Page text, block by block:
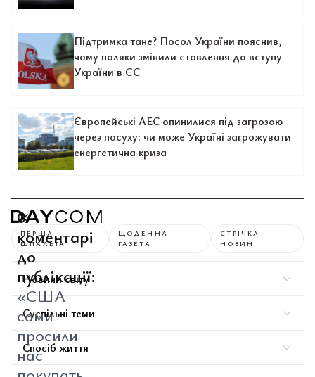
Підтримка тане? Посол України пояснив,
чому поляки змінили ставлення до вступу
України в ЄС
Європейські АЕС опинилися під загрозою
через посуху: чи може Україні загрожувати
енергетична криза
0
коментарі
до
публікації:
«США
сами
просили
нас
ПЕРША
ШПАЛЬТА
ЩОДЕННА
ГАЗЕТА
СТРІЧКА
НОВИН
Новини світу
Суспільні теми
Спосіб життя